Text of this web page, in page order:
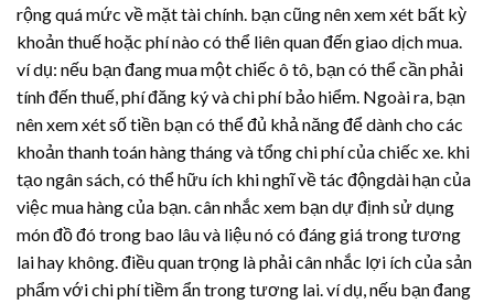
rộng quá mức về mặt tài chính. bạn cũng nên xem xét bất kỳ
khoản thuế hoặc phí nào có thể liên quan đến giao dịch mua.
ví dụ: nếu bạn đang mua một chiếc ô tô, bạn có thể cần phải
tính đến thuế, phí đăng ký và chi phí bảo hiểm. Ngoài ra, bạn
nên xem xét số tiền bạn có thể đủ khả năng để dành cho các
khoản thanh toán hàng tháng và tổng chi phí của chiếc xe. khi
tạo ngân sách, có thể hữu ích khi nghĩ về tác độngdài hạn của
việc mua hàng của bạn. cân nhắc xem bạn dự định sử dụng
món đồ đó trong bao lâu và liệu nó có đáng giá trong tương
lai hay không. điều quan trọng là phải cân nhắc lợi ích của sản
phẩm với chi phí tiềm ẩn trong tương lai. ví dụ, nếu bạn đang